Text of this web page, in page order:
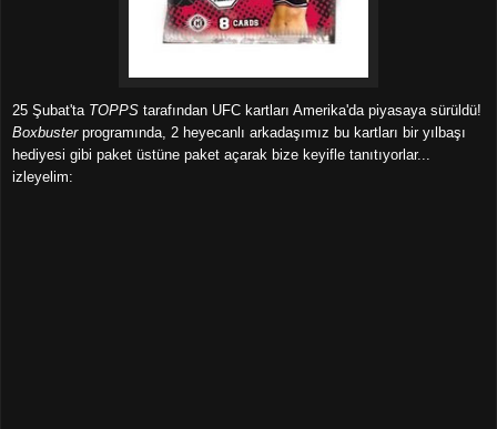
25 Şubat'ta TOPPS tarafından UFC kartları Amerika'da piyasaya sürüldü!
Boxbusterprogramında, 2 heyecanlı arkadaşımız bu kartları bir yılbaşı
hediyesi gibi paket üstüne paket açarak bize keyifle tanıtıyorlar...
izleyelim: